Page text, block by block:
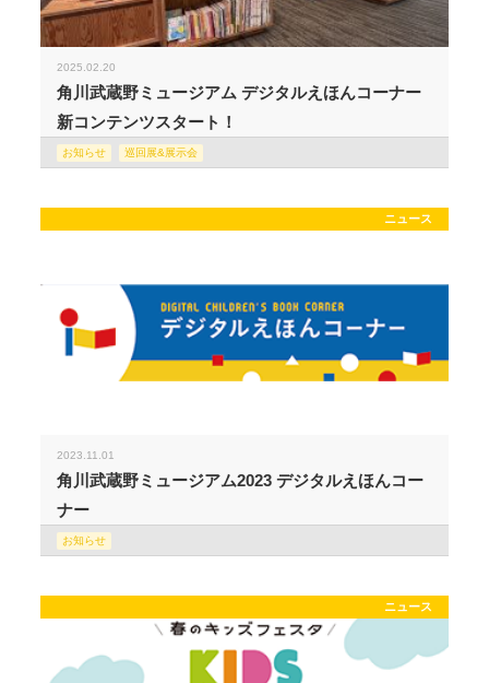
2025.02.20
角川武蔵野ミュージアム デジタルえほんコーナー
新コンテンツスタート！
お知らせ 巡回展&展示会
ニュース
2023.11.01
角川武蔵野ミュージアム2023 デジタルえほんコー
ナー
お知らせ
ニュース